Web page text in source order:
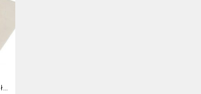
0327G3 Paca Plastikowa Gładka